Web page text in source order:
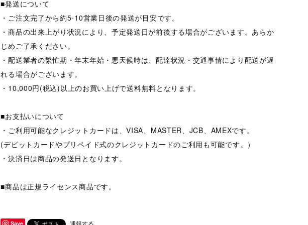
■発送について
・ご注文完了から約5-10営業日後の発送が目安です。
・商品の出来上がり状況により、予定発送日が前後する場合がございます。あらか
じめご了承ください。
・配送業者の繁忙期・年末年始・悪天候時は、配達状況・交通事情により配送が遅
れる場合がございます。
・10,000円(税込)以上のお買い上げで送料無料となります。
■お支払いについて
・ご利用可能なクレジットカードは、VISA、MASTER、JCB、AMEXです。
(デビットカードやプリペイド式のクレジットカードのご利用も可能です。）
・決済日は商品の発送日となります。
■商品は正規ライセンス商品です。
Save 通報する